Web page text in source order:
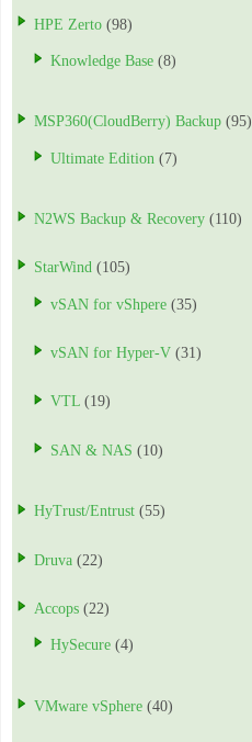
HPE Zerto (98)
Knowledge Base (8)
MSP360(CloudBerry) Backup (95)
Ultimate Edition (7)
N2WS Backup & Recovery (110)
StarWind (105)
vSAN for vShpere (35)
vSAN for Hyper-V (31)
VTL (19)
SAN & NAS (10)
HyTrust/Entrust (55)
Druva (22)
Accops (22)
HySecure (4)
VMware vSphere (40)